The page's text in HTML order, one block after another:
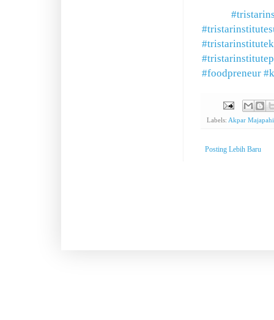
#foodpreneur
Labels: Akpar
Posting Lebih Baru